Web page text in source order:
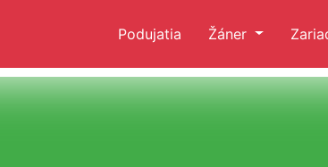
Podujatia Žáner